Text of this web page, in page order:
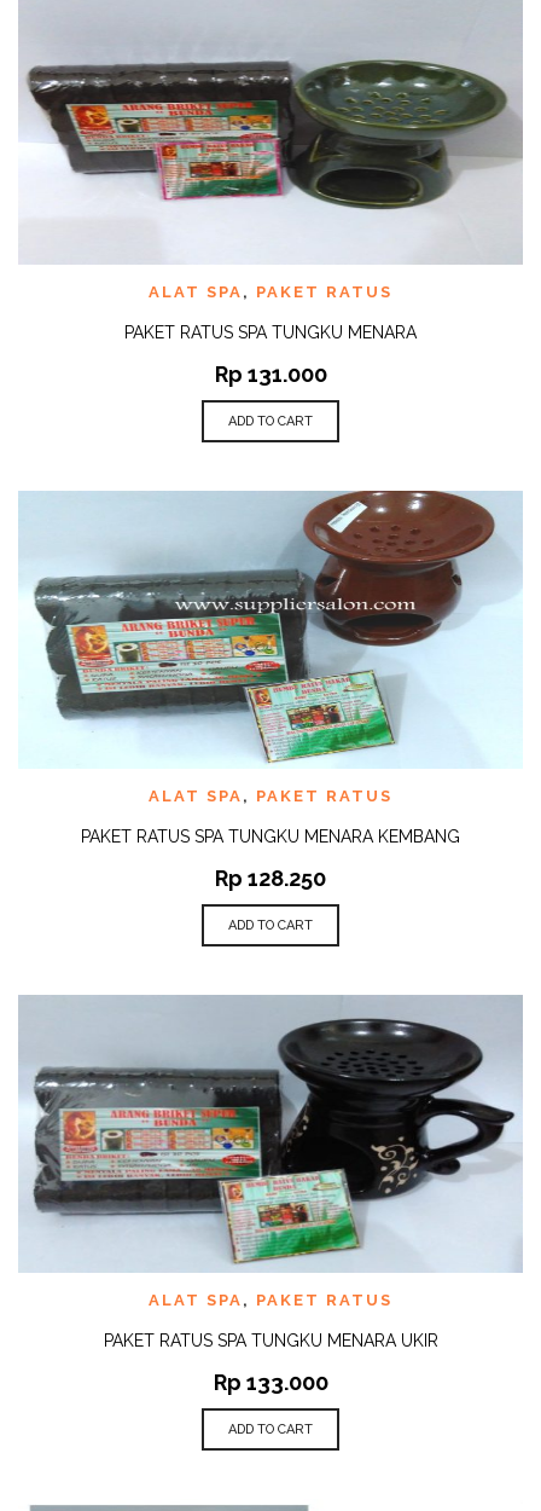
ALAT SPA , PAKET RATUS
PAKET RATUS SPA TUNGKU MENARA
Rp 131.000
ADD TO CART
ALAT SPA , PAKET RATUS
PAKET RATUS SPA TUNGKU MENARA KEMBANG
Rp 128.250
ADD TO CART
ALAT SPA , PAKET RATUS
PAKET RATUS SPA TUNGKU MENARA UKIR
Rp 133.000
ADD TO CART